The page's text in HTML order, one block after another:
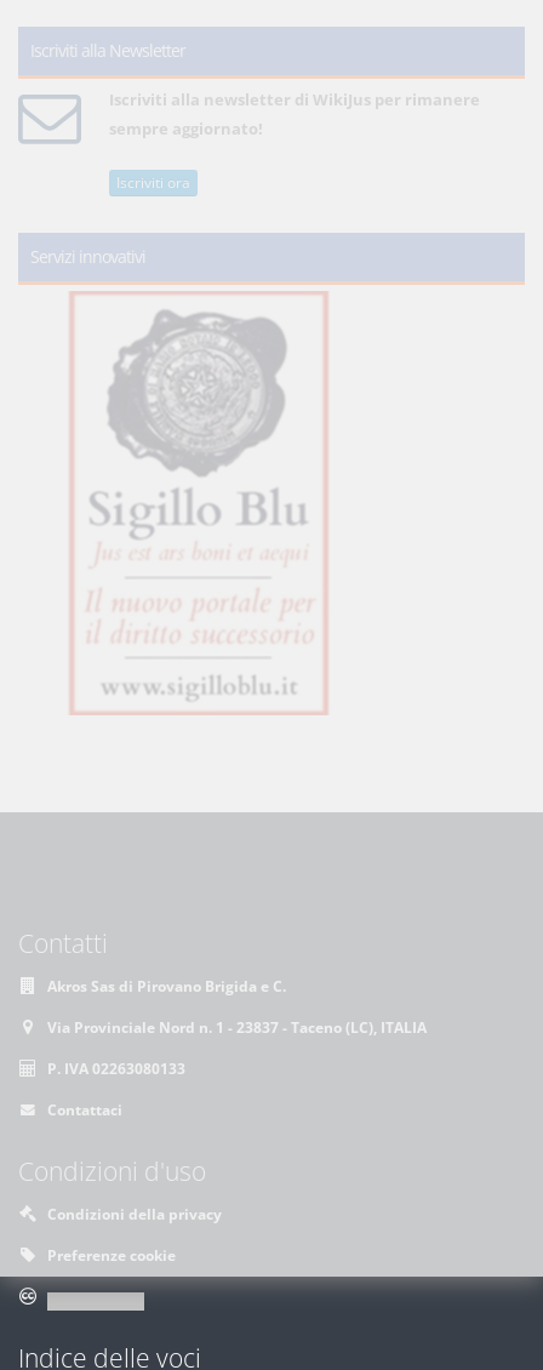
Iscriviti alla Newsletter
Iscriviti alla newsletter di WikiJus per rimanere
sempre aggiornato!
Iscriviti ora
Servizi innovativi
Contatti
Akros Sas di Pirovano Brigida e C.
Via Provinciale Nord n. 1 - 23837 - Taceno (LC), ITALIA
P. IVA 02263080133
Contattaci
Condizioni d'uso
Condizioni della privacy
Preferenze cookie
Indice delle voci